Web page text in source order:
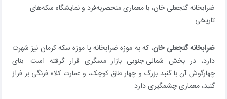
ضرابخانه گنجعلی خان، با معماری منحصربه‌فرد و نمایشگاه سکه‌های
تاریخی
ضرابخانه گنجعلی خان، که به موزه ضرابخانه یا موزه سکه کرمان نیز شهرت
دارد، در بخش شمالی-جنوبی بازار مسگری قرار گرفته است. بنای
چهارگوش آن با گنبد بزرگ و چهار طاق کوچک، و عمارت کلاه فرنگی بر فراز
گنبد، معماری چشمگیری دارد.